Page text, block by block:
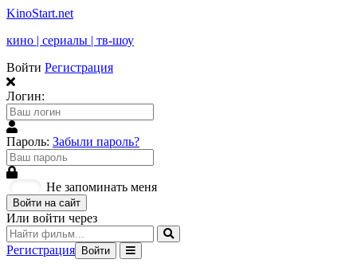
KinoStart.net
кино | сериалы | тв-шоу
Войти Регистрация
Логин:
Пароль: Забыли пароль?
Не запоминать меня
Войти на сайт
Или войти через
Регистрация Войти